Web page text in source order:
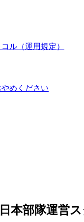
ル（運用規定）
めください
本部隊運営